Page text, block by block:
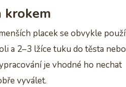
krokem
placek se obvykle
a 2–3 lžíce tuku do těsta
je vhodné ho nechat
vyválet.